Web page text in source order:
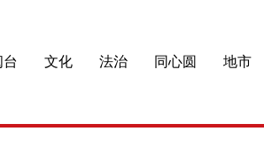
台 文化 法治 同心圆 地市